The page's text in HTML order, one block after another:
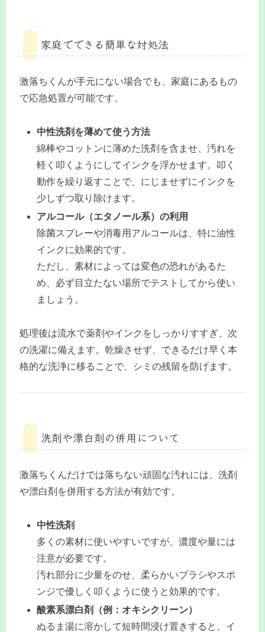
家庭でできる簡単な対処法
激落ちくんが手元にない場合でも、家庭にあるもの
で応急処置が可能です。
中性洗剤を薄めて使う方法
綿棒やコットンに薄めた洗剤を含ませ、汚れを
軽く叩くようにしてインクを浮かせます。叩く
動作を繰り返すことで、にじませずにインクを
少しずつ取り除けます。
アルコール（エタノール系）の利用
除菌スプレーや消毒用アルコールは、特に油性
インクに効果的です。
ただし、素材によっては変色の恐れがあるた
め、必ず目立たない場所でテストしてから使い
ましょう。
処理後は流水で薬剤やインクをしっかりすすぎ、次
の洗濯に備えます。乾燥させず、できるだけ早く本
格的な洗浄に移ることで、シミの残留を防げます。
洗剤や漂白剤の併用について
激落ちくんだけでは落ちない頑固な汚れには、洗剤
や漂白剤を併用する方法が有効です。
中性洗剤
多くの素材に使いやすいですが、濃度や量には
注意が必要です。
汚れ部分に少量をのせ、柔らかいブラシやスポ
ンジで優しく叩くように使うと効果的です。
酸素系漂白剤（例：オキシクリーン）
ぬるま湯に溶かして短時間浸け置きすると、イ